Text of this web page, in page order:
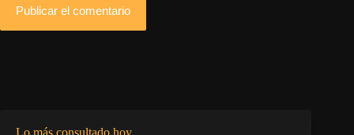
Publicar el comentario
Lo más consultado hoy